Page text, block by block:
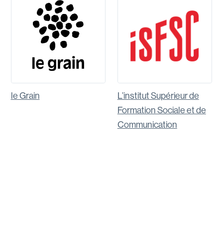
le Grain
L’institut Supérieur de
Formation Sociale et de
Communication